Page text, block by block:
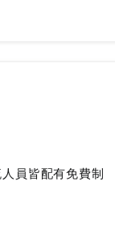
員皆配有免費制